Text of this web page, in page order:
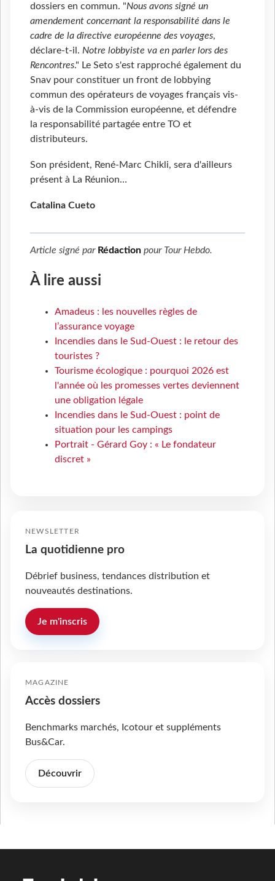
dossiers en commun. "Nous avons signé un
amendement concernant la responsabilité dans le
cadre de la directive européenne des voyages,
déclare-t-il. Notre lobbyiste va en parler lors des
Rencontres." Le Seto s'est rapproché également du
Snav pour constituer un front de lobbying
commun des opérateurs de voyages français vis-
à-vis de la Commission européenne, et défendre
la responsabilité partagée entre TO et
distributeurs.
Son président, René-Marc Chikli, sera d'ailleurs
présent à La Réunion…
Catalina Cueto
Article signé par Rédaction pour Tour Hebdo.
À lire aussi
Amadeus : les nouvelles règles de
l’assurance voyage
Incendies dans le Sud-Ouest : le retour des
touristes ?
Tourisme écologique : pourquoi 2026 est
l'année où les promesses vertes deviennent
une obligation légale
Incendies dans le Sud-Ouest : point de
situation pour les campings
Portrait - Gérard Goy : « Le fondateur
discret »
NEWSLETTER
La quotidienne pro
Débrief business, tendances distribution et
nouveautés destinations.
Je m'inscris
MAGAZINE
Accès dossiers
Benchmarks marchés, Icotour et suppléments
Bus&Car.
Découvrir